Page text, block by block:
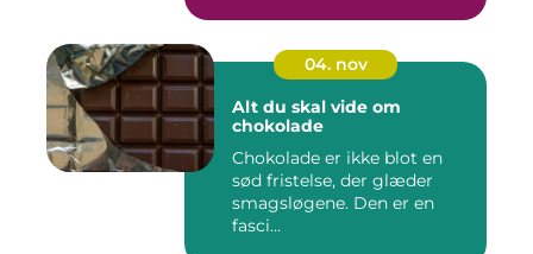
04. nov
Alt du skal vide om
chokolade
Chokolade er ikke blot en
sød fristelse, der glæder
smagsløgene. Den er en
fasci...